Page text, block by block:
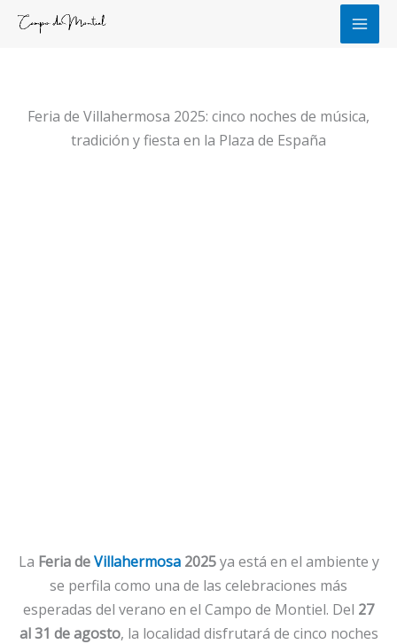
Feria de Villahermosa 2025: cinco noches de música,
tradición y fiesta en la Plaza de España
La Feria deVillahermosa2025ya está en el ambiente y
se perfila como una de las celebraciones más
esperadas del verano en el Campo de Montiel. Del 27
al 31 de agosto, la localidad disfrutará de cinco noches